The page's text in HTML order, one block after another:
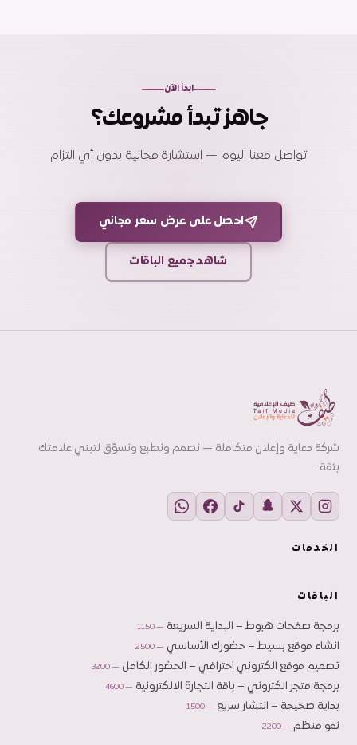
ابدأ الآن
جاهز تبدأ مشروعك؟
تواصل معنا اليوم — استشارة مجانية بدون أي التزام
احصل على عرض سعر مجاني
شاهد جميع الباقات
شركة دعاية وإعلان متكاملة — نصمم ونطبع ونسوّق لتبني علامتك
بثقة.
الخدمات
الباقات
برمجة صفحات هبوط – البداية السريعة — 1150
انشاء موقع بسيط – حضورك الأساسي — 2500
تصميم موقع الكتروني احترافي – الحضور الكامل — 3200
برمجة متجر الكتروني – باقة التجارة الالكترونية — 4600
بداية صحيحة – انتشار سريع — 1500
نمو منظم — 2200